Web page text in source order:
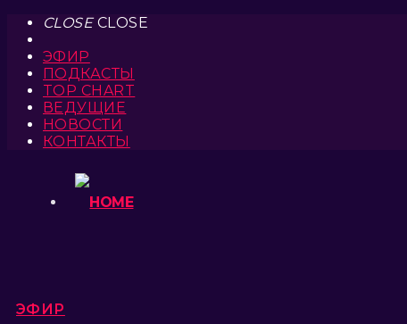
CLOSECLOSE
ЭФИР
ПОДКАСТЫ
TOP CHART
ВЕДУЩИЕ
НОВОСТИ
КОНТАКТЫ
ЭФИР